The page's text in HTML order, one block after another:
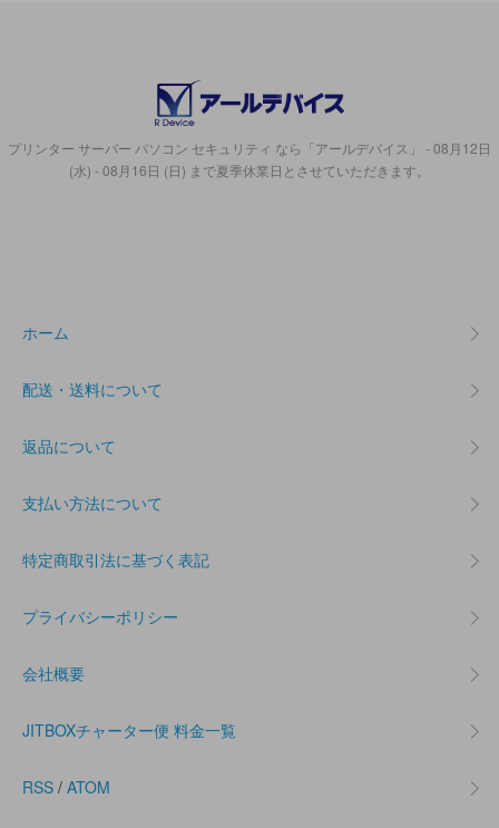
プリンター サーバー パソコン セキュリティ なら「アールデバイス」 - 08月12日
(水) - 08月16日 (日) まで夏季休業日とさせていただきます。
ホーム
配送・送料について
返品について
支払い方法について
特定商取引法に基づく表記
プライバシーポリシー
会社概要
JITBOXチャーター便 料金一覧
RSS / ATOM